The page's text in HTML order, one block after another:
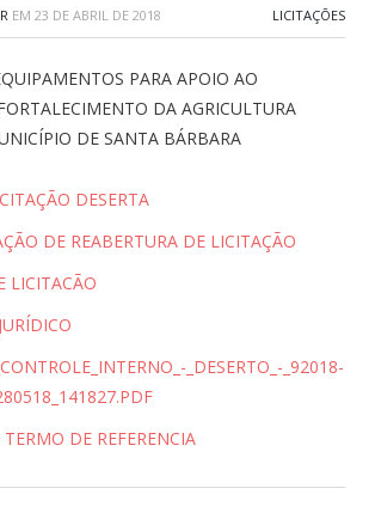
EM 23 DE ABRIL DE 2018 LICITAÇÕES
PARA APOIO AO
DA AGRICULTURA
DE SANTA BÁRBARA
DESERTA
DE REABERTURA DE LICITAÇÃO
LICITACÃO
_DESERTO_-_92018-
DE REFERENCIA